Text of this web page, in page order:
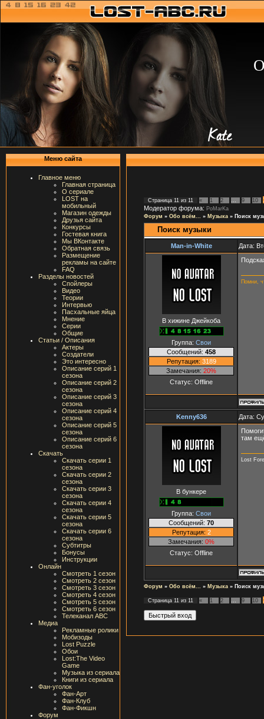
Меню сайта
Главное меню
Главная страница
О сериале
LOST на
мобильный
Магазин одежды
Друзья сайта
Конкурсы
Гостевая книга
Мы ВКонтакте
Обратная связь
Размещение
рекламы на сайте
FAQ
Разделы новостей
Спойлеры
Видео
Теории
Интервью
Пасхальные яйца
Мнение
Серии
Общие
Статьи / Описания
Актеры
Создатели
Это интересно
Описание серий 1
сезона
Описание серий 2
сезона
Описание серий 3
сезона
Описание серий 4
сезона
Описание серий 5
сезона
Описание серий 6
сезона
Скачать
Скачать серии 1
сезона
Скачать серии 2
сезона
Скачать серии 3
сезона
Скачать серии 4
сезона
Скачать серии 5
сезона
Скачать серии 6
сезона
Субтитры
Бонусы
Инструкции
Онлайн
Смотреть 1 сезон
Смотреть 2 сезон
Смотреть 3 сезон
Смотреть 4 сезон
Смотреть 5 сезон
Смотреть 6 сезон
Телеканал ABC
Медиа
Рекламные ролики
Мобизоды
Lost Puzzle
Обои
Lost:The Video
Game
Музыка из сериала
Книги из сериала
Фан-уголок
Фан-Арт
Фан-Клуб
Фан-Фикшн
Форум
Страница 11 из 11 « 1 2 9 10
Модератор форума: PoMarKa
Форум » Обо всём... » Музыка » Поиск
Поиск музыки
Man-in-White Дата:
В хижине Джейкоба
Группа: Свои
Сообщений: 458
Репутация: 3189
Замечания: 20%
Статус: Offline
Помни,
Kenny636 Дата:
В бункере
Группа: Свои
Сообщений: 70
Репутация: 2
Замечания: 0%
Статус: Offline
там
Lost
Форум » Обо всём... » Музыка » Поиск
Страница 11 из 11 « 1 2 9 10